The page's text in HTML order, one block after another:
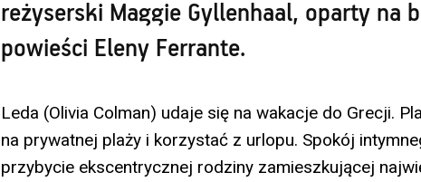
reżyserski Maggie Gyllenhaal, oparty na
powieści Eleny Ferrante.
Leda (Olivia Colman) udaje się na wakacje do Grecji.
na prywatnej plaży i korzystać z urlopu. Spokój
przybycie ekscentrycznej rodziny zamieszkującej